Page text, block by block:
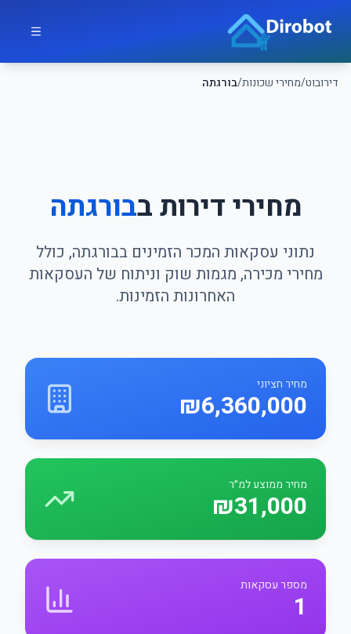
דירובוט/מחירי שכונות/בורגתה
דירובוט
מחירי דירות בבורגתה
נתוני עסקאות המכר הזמינים בבורגתה, כולל
מחירי מכירה, מגמות שוק וניתוח של העסקאות
האחרונות הזמינות.
מחיר חציוני
₪6,360,000
מחיר ממוצע למ״ר
₪31,000
מספר עסקאות
1